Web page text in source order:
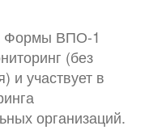
Формы ВПО-1
(без
и участвует в
организаций.